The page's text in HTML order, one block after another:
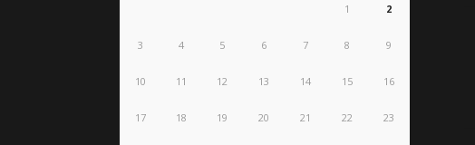
1 2
3 4 5 6 7 8 9
10 11 12 13 14 15 16
17 18 19 20 21 22 23